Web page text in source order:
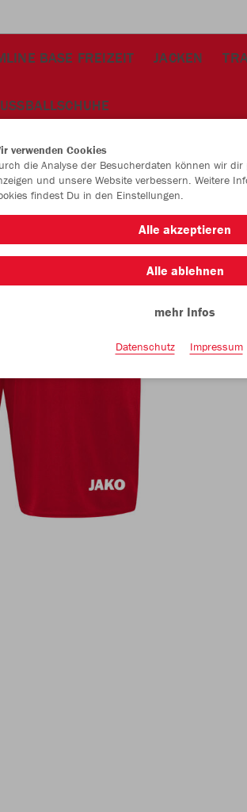
BASE FREIZEIT JACKEN
ohne Innenslip
verwenden Cookies
die Analyse der Besucherdaten können wir
und unsere Website verbessern. Weitere
findest Du in den Einstellungen.
Alle akzeptieren
Alle ablehnen
mehr Infos
Datenschutz Impressum